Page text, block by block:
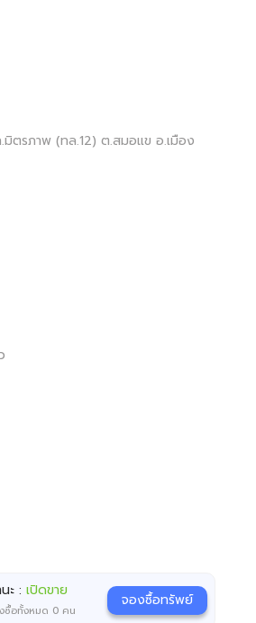
มิตรภาพ (ทล.12) ต.สมอแข อ.เมือง
ะ :เปิดขาย
ซื้อทั้งหมด 0 คน
จองซื้อทรัพย์